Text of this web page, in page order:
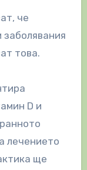
че
това.
D и
лечението
ще